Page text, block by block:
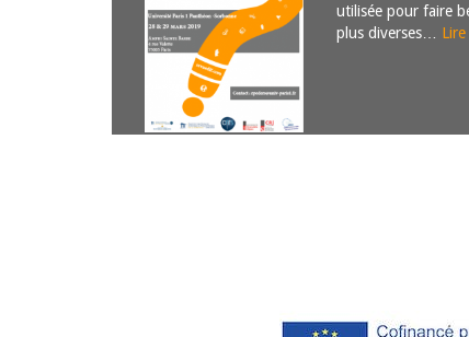
utilisée pour faire
plus diverses…